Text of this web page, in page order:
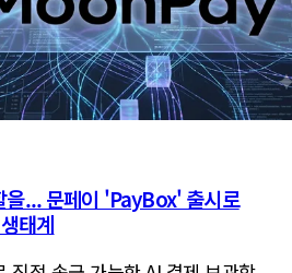
을... 문페이 'PayBox' 출시로
태계